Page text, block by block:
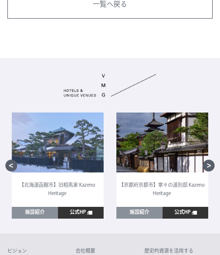
一覧へ戻る
【北海道函館市】旧相馬家 Kazeno
Heritage
施設紹介 公式HP
【京都府京都市】寧々の道別邸 Kazeno
Heritage
施設紹介 公式HP
ビジョン 会社概要 歴史的資源を活用する